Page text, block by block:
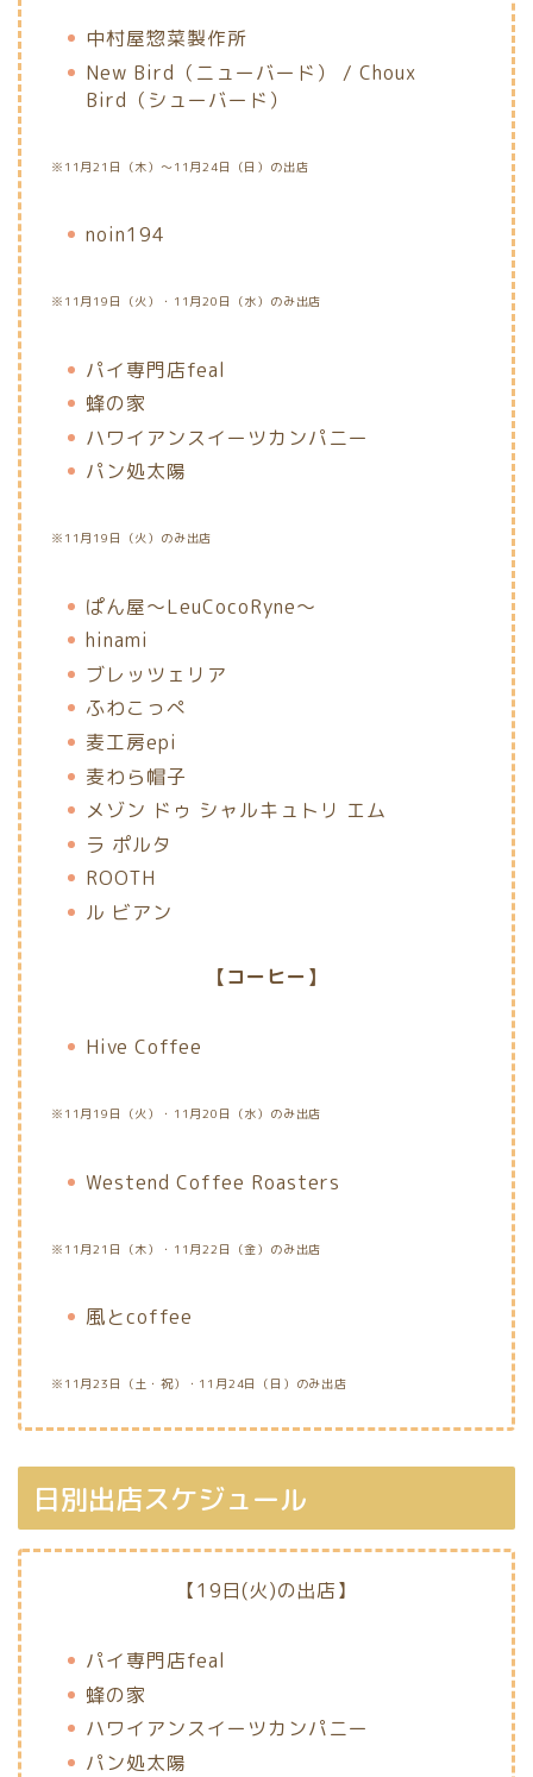
中村屋惣菜製作所
New Bird（ニューバード） / Choux
Bird（シューバード）
※11月21日（木）～11月24日（日）の出店
noin194
※11月19日（火）・11月20日（水）のみ出店
パイ専門店feal
蜂の家
ハワイアンスイーツカンパニー
パン処太陽
※11月19日（火）のみ出店
ぱん屋〜LeuCocoRyne〜
hinami
ブレッツェリア
ふわこっぺ
麦工房epi
麦わら帽子
メゾン ドゥ シャルキュトリ エム
ラ ポルタ
ROOTH
ル ビアン
【コーヒー】
Hive Coffee
※11月19日（火）・11月20日（水）のみ出店
Westend Coffee Roasters
※11月21日（木）・11月22日（金）のみ出店
風とcoffee
※11月23日（土・祝）・11月24日（日）のみ出店
日別出店スケジュール
【19日(火)の出店】
パイ専門店feal
蜂の家
ハワイアンスイーツカンパニー
パン処太陽